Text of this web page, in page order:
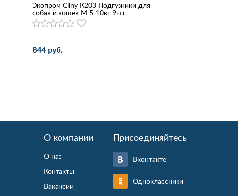
Экопром Cliny К203 Подгузники для
собак и кошек M 5-10кг 9шт
844 руб.
Зубочистики
собак 10-
О компании
О нас
Контакты
Вакансии
Присоединяйтесь
Вконтакте
Одноклассники